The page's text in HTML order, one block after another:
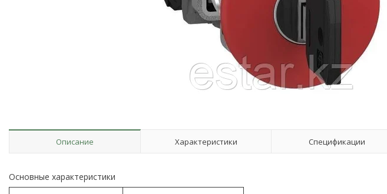
Описание Характеристики Спецификации
Основные характеристики